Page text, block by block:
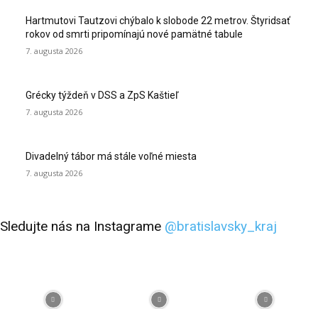
Hartmutovi Tautzovi chýbalo k slobode 22 metrov. Štyridsať
rokov od smrti pripomínajú nové pamätné tabule
7. augusta 2026
Grécky týždeň v DSS a ZpS Kaštieľ
7. augusta 2026
Divadelný tábor má stále voľné miesta
7. augusta 2026
Sledujte nás na Instagrame @bratislavsky_kraj